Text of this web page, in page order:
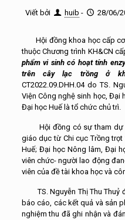
Viết bởi huib - 28/06/
Hội đồng khoa học cấp cơ
thuộc Chương trình KH&CN
phẩm vi sinh có hoạt tính
trên cây lạc trồng ở
CT2022.09.DHH.04 do TS.
Viện Công nghệ sinh học, Đại
Đại học Huế là tổ chức chủ trì.
Hội đồng có sự tham dự
giáo dục từ Chi cục Trồng trọt
Huế; Đại học Nông lâm, Đại
viên chức- người lao động
viên của đề tài khoa học và
TS. Nguyễn Thị Thu Thuỷ
báo cáo, các kết quả và sản
nghiệm thu đã ghi nhận và